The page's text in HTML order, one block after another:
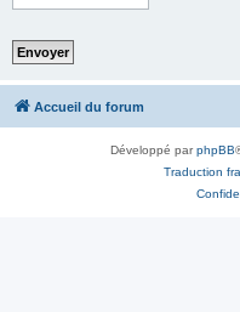
Accueil du forum
Développé parphpBB
Traduction